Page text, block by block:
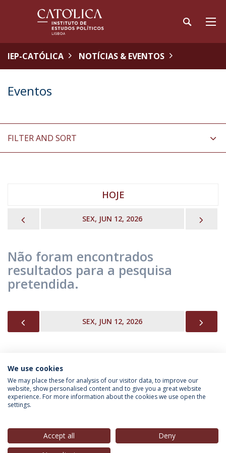
IEP-CATÓLICA NOTÍCIAS & EVENTOS
Eventos
FILTER AND SORT
HOJE
SEX, JUN 12, 2026
Não foram encontrados
resultados para a pesquisa
pretendida.
SEX, JUN 12, 2026
INFORMAÇÃO PARA
We use cookies
We may place these for analysis of our visitor data, to improve our
website, show personalised content and to give you a great website
experience. For more information about the cookies we use open the
settings.
Accept all
Deny